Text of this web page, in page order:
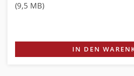
(9,5 MB)
IN DEN